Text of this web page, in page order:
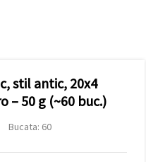
stil antic, 20x4
– 50 g (~60 buc.)
Bucata: 60